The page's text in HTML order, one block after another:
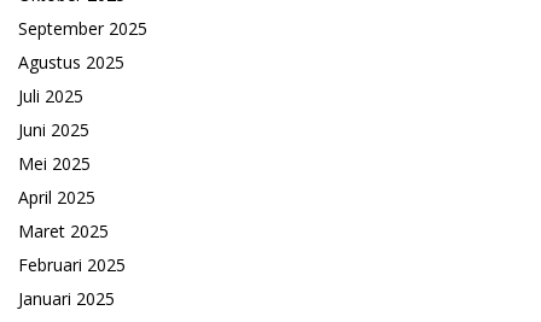
September 2025
Agustus 2025
Juli 2025
Juni 2025
Mei 2025
April 2025
Maret 2025
Februari 2025
Januari 2025